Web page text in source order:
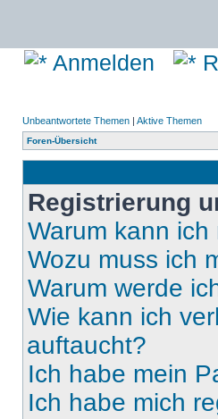
Anmelden
Unbeantwortete Themen | Aktive Themen
Foren-Übersicht
Registrierung
Warum kann
Wozu muss ich
Warum werde
Wie kann ich
auftaucht?
Ich habe mein
Ich habe mich